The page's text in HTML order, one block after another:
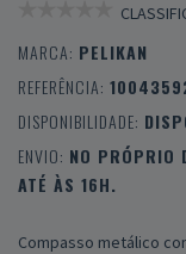
MARCA: PELIKAN
REFERÊNCIA:
DISPONIBILIDADE:
ENVIO: NO PRÓPRIO
ATÉ ÀS 16H.
Compasso metálico